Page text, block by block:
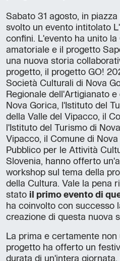
Sabato 31 agosto, in
svolto un evento intitolato
confini. L'evento ha unito
amatoriale e il progetto
una nuova storia
progetto, il progetto GO!
Società Culturali di Nova
Regionale dell'Artigianato
Nova Gorica, l'Istituto del
della Valle del Vipacco, il
l'Istituto del Turismo di
Vipacco, il Comune di
Pubblico per le Attività
Slovenia, hanno offerto
workshop sul tema della
della Cultura. Vale la pena
stato il primo evento di
ha coinvolto con successo
creazione di questa nuova
La prima e certamente non
progetto ha offerto un
durata di un'intera